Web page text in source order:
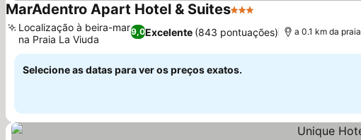
MarAdentro Apart Hotel & Suites3 Estrelas
9,0Excelente (843 pontuações)
Localização à beira-mar
na Praia La Viuda
a 0.1 km da praia
Selecione as datas para ver os preços exatos.